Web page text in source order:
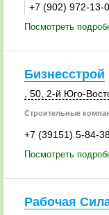
+7 (902) 972-13-
Посмотреть
Бизнесстрой
, 50, 2-й Юго-
Строительные
+7 (39151) 5-84-
Посмотреть
Рабочая